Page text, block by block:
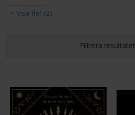
+ Visa fler (2)
Filtrera resultatet